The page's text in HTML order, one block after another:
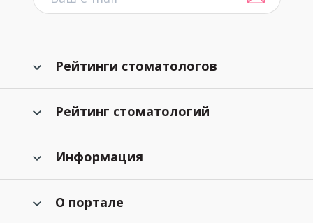
Рейтинги стоматологов
Рейтинг стоматологий
Информация
О портале